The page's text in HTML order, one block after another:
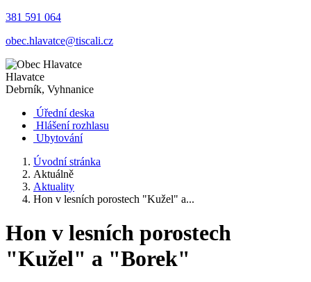
381 591 064
obec.hlavatce@tiscali.cz
Hlavatce
Debrník, Vyhnanice
Úřední deska
Hlášení rozhlasu
Ubytování
Úvodní stránka
Aktuálně
Aktuality
Hon v lesních porostech "Kužel" a...
Hon v lesních porostech
"Kužel" a "Borek"